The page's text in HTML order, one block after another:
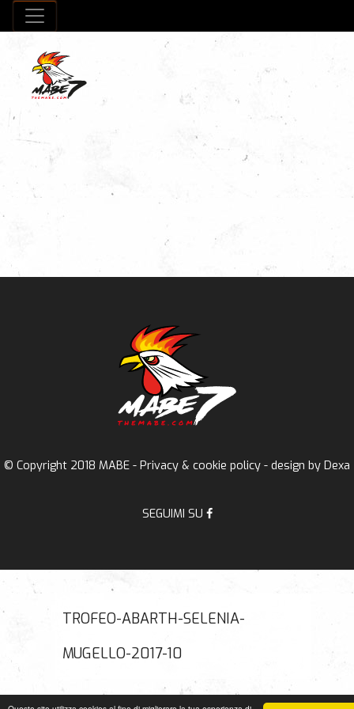
TROFEO-ABARTH-SELENIA-
MUGELLO-2017-10
© Copyright 2018 MABE - Privacy & cookie policy - design by Dexa
SEGUIMI SU